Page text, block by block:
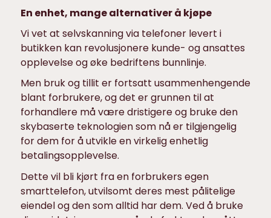
En enhet, mange alternativer å kjøpe
Vi vet at selvskanning via telefoner levert i
butikken kan revolusjonere kunde- og ansattes
opplevelse og øke bedriftens bunnlinje.
Men bruk og tillit er fortsatt usammenhengende
blant forbrukere, og det er grunnen til at
forhandlere må være dristigere og bruke den
skybaserte teknologien som nå er tilgjengelig
for dem for å utvikle en virkelig enhetlig
betalingsopplevelse.
Dette vil bli kjørt fra en forbrukers egen
smarttelefon, utvilsomt deres mest pålitelige
eiendel og den som alltid har dem. Ved å bruke